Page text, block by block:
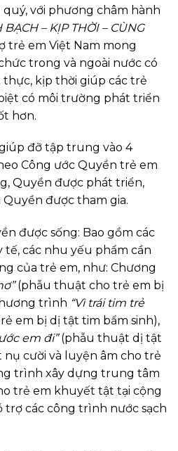
với phương châm hành
BẠCH – KỊP THỜI – CÙNG
trẻ em Việt Nam mong
trong và ngoài nước có
kịp thời giúp các trẻ
có môi trường phát triển
hơn.
đỡ tập trung vào 4
Công ước Quyền trẻ em
Quyền được phát triển,
được tham gia.
được sống: Bao gồm các
tế, các nhu yếu phẩm cần
của trẻ em, như: Chương
(phẫu thuật cho trẻ em bị
trình “Vì trái tim trẻ
em bị dị tật tim bẩm sinh),
em đi”(phẫu thuật dị tật
cười và luyện âm cho trẻ
trình xây dựng trung tâm
trẻ em khuyết tật tại cộng
các công trình nước sạch